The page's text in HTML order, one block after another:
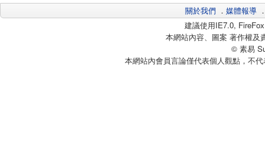
關於我們 ． 媒體報導
建議使用IE7.0,
本網站內容、圖案 著作權及
© 素易
本網站內會員言論僅代表個人觀點，不